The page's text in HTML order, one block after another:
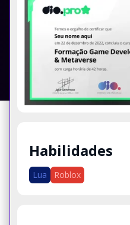
Habilidades
Lua Roblox